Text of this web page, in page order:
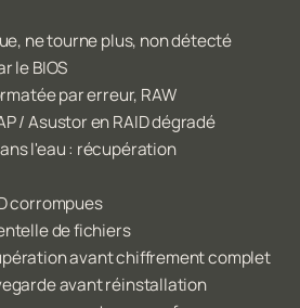
ne tourne plus, non détecté
le BIOS
par erreur, RAW
/ Asustor en RAID dégradé
l'eau : récupération
corrompues
de fichiers
avant chiffrement complet
avant réinstallation